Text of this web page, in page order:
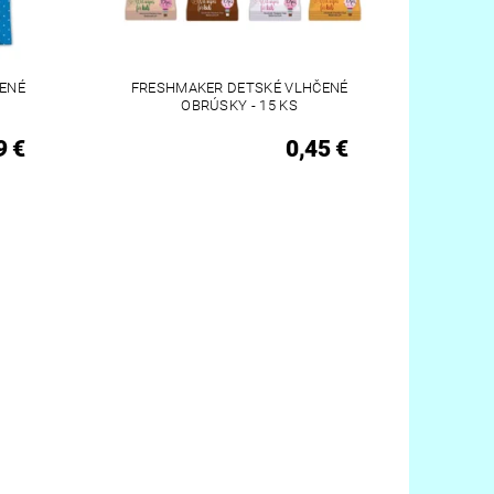
€
FRESHMAKER DETSKÉ VLHČENÉ
OBRÚSKY - 15 KS
0,45 €